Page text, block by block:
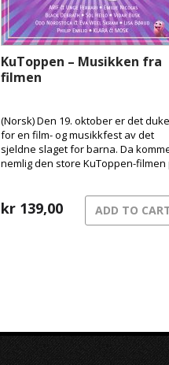
KuToppen – Musikken fra
filmen
(Norsk) Den 19. oktober er det
for en film- og musikkfest av det
sjeldne slaget for barna. Da
nemlig den store KuToppen-filmen
bråte kjente artister!
kr 139,00 ADD TO